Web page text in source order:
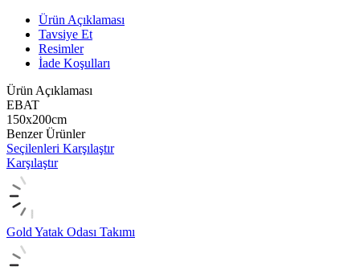
Ürün Açıklaması
Tavsiye Et
Resimler
İade Koşulları
Ürün Açıklaması
EBAT
150x200cm
Benzer Ürünler
Seçilenleri Karşılaştır
Karşılaştır
Gold Yatak Odası Takımı